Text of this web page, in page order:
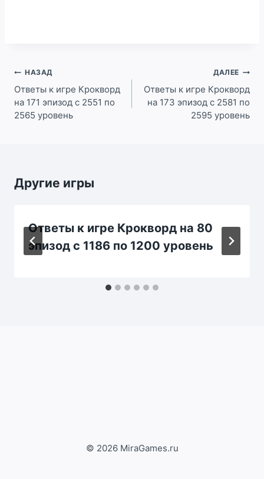
Навигация
по
записям
НАЗАД
Ответы к игре Крокворд
на 171 эпизод с 2551 по
2565 уровень
ДАЛЕЕ
Ответы к игре Крокворд
на 173 эпизод с 2581 по
2595 уровень
Другие игры
Ответы к игре Крокворд на 80
эпизод с 1186 по 1200 уровень
© 2026 MiraGames.ru